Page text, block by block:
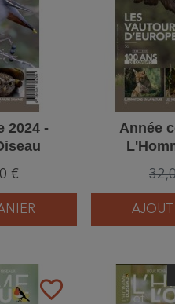
2024 -
€
Année
favorite_border